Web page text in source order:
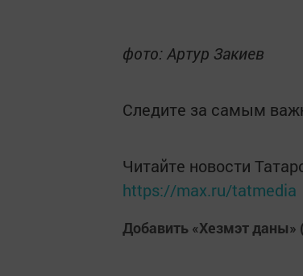
фото: Артур Закиев
Следите за самым
Читайте новости
https://max.ru/tatmedia
Добавить «Хезмэт даны»